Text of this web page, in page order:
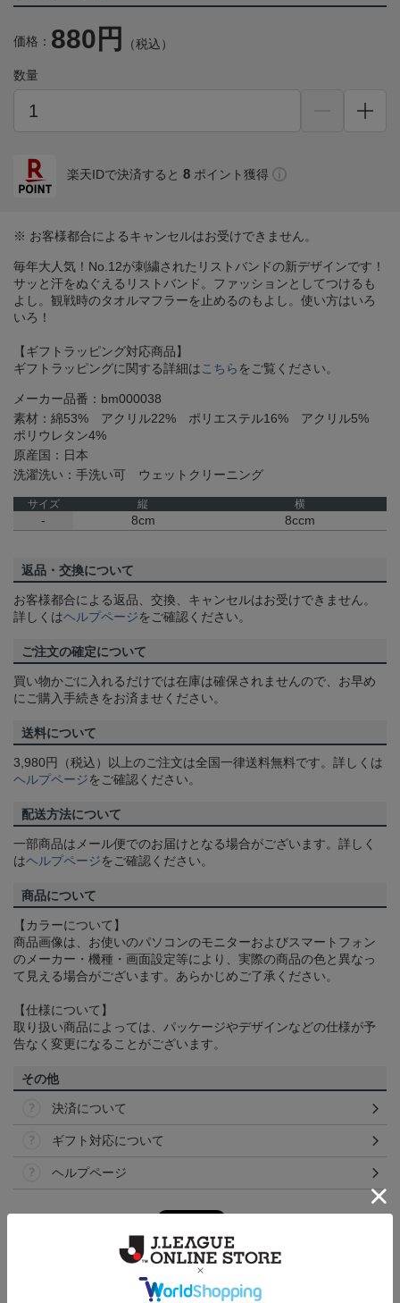
価格： 880円 （税込）
数量
楽天IDで決済すると 8 ポイント獲得
※ お客様都合によるキャンセルはお受けできません。
毎年大人気！No.12が刺繍されたリストバンドの新デザインです！
サッと汗をぬぐえるリストバンド。ファッションとしてつけるも
よし。観戦時のタオルマフラーを止めるのもよし。使い方はいろ
いろ！
【ギフトラッピング対応商品】
ギフトラッピングに関する詳細は こちら をご覧ください。
メーカー品番：bm000038
素材：綿53% アクリル22% ポリエステル16% アクリル5%
ポリウレタン4%
原産国：日本
洗濯洗い：手洗い可 ウェットクリーニング
サイズ 縦 横
- 8cm 8ccm
返品・交換について
お客様都合による返品、交換、キャンセルはお受けできません。
詳しくはヘルプページをご確認ください。
ご注文の確定について
買い物かごに入れるだけでは在庫は確保されませんので、お早め
にご購入手続きをお済ませください。
送料について
3,980円（税込）以上のご注文は全国一律送料無料です。詳しくは
ヘルプページをご確認ください。
配送方法について
一部商品はメール便でのお届けとなる場合がございます。詳しく
はヘルプページをご確認ください。
商品について
【カラーについて】
商品画像は、お使いのパソコンのモニターおよびスマートフォン
のメーカー・機種・画面設定等により、実際の商品の色と異なっ
て見える場合がございます。あらかじめご了承ください。
【仕様について】
取り扱い商品によっては、パッケージやデザインなどの仕様が予
告なく変更になることがございます。
その他
決済について
ギフト対応について
ヘルプページ